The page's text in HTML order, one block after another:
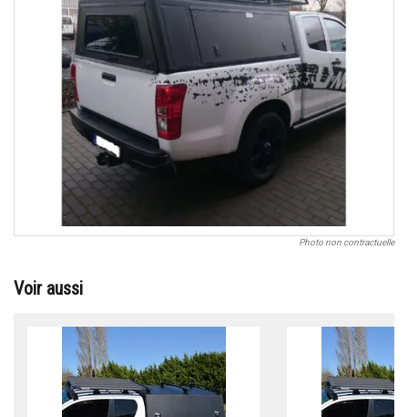
Photo non contractuelle
Voir aussi